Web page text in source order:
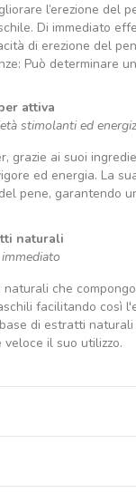
l’erezione del
Di immediato
di erezione del
Può determinare
attiva
stimolanti ed
grazie ai suoi
ed energia. La
pene, garantendo
naturali
che
facilitando così
di estratti
veloce il suo utilizzo.